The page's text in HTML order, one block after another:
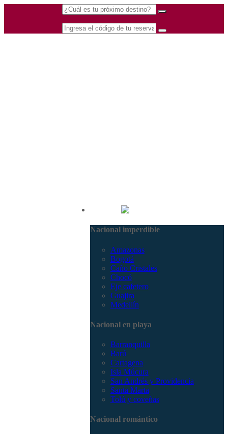
Nacional imperdible
Amazonas
Bogotá
Caño Cristales
Chocó
Eje cafetero
Guajira
Medellín
Nacional en playa
Barranquilla
Barú
Cartagena
Isla Múcura
San Andrés y Providencia
Santa Marta
Tolú y coveñas
Nacional romántico